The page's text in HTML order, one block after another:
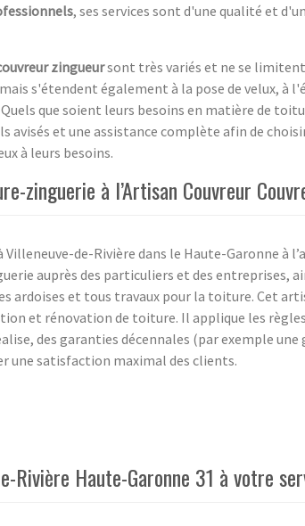
, ses services sont d'une qualité et
zingueursont très variés et ne se limitent
s'étendent également à la pose de velux, à
que soient leurs besoins en matière de
avisés et une assistance complète afin de
à leurs besoins.
zinguerie à l’Artisan Couvreur
Villeneuve-de-Rivière dans le Haute-Garonne à
auprès des particuliers et des entreprises,
ardoises et tous travaux pour la toiture. Cet
et rénovation de toiture. Il applique les
des garanties décennales (par exemple une
une satisfaction maximal des clients.
Rivière Haute-Garonne 31 à votre